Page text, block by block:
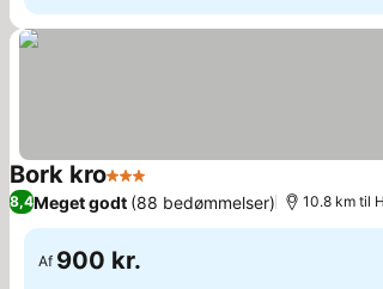
Bork kro3 Stjerner
8,4Meget godt (88 bedømmelser) 10.8 km til
Af 900 kr.